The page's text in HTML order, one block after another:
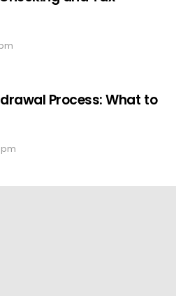
Process: What to